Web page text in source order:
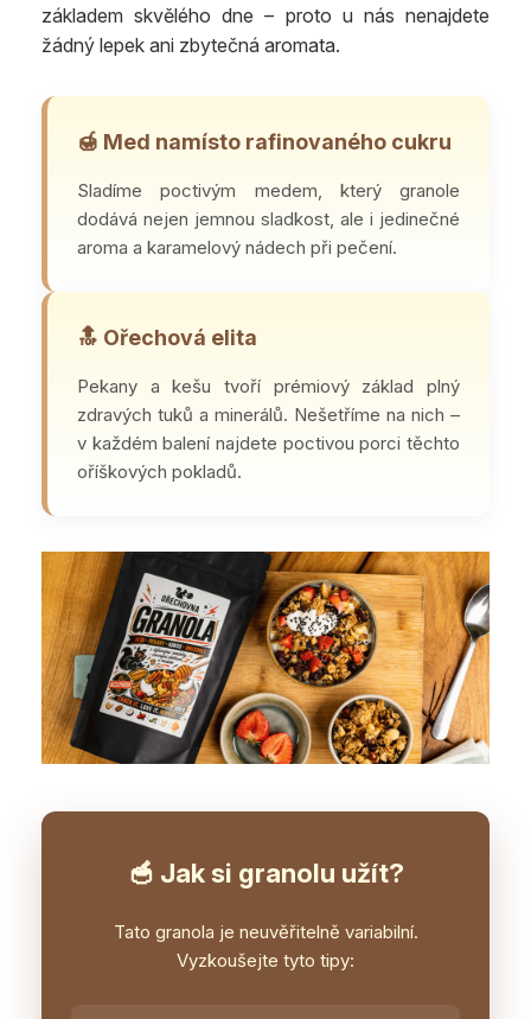
základem skvělého dne – proto u nás nenajdete
žádný lepek ani zbytečná aromata.
🍯 Med namísto rafinovaného cukru
Sladíme poctivým medem, který granole
dodává nejen jemnou sladkost, ale i jedinečné
aroma a karamelový nádech při pečení.
🔝 Ořechová elita
Pekany a kešu tvoří prémiový základ plný
zdravých tuků a minerálů. Nešetříme na nich –
v každém balení najdete poctivou porci těchto
oříškových pokladů.
🥣 Jak si granolu užít?
Tato granola je neuvěřitelně variabilní.
Vyzkoušejte tyto tipy: